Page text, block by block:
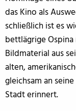
das Kino als
schließlich ist es
bettlägrige
Bildmaterial aus
alten,
gleichsam an
Stadt erinnert.